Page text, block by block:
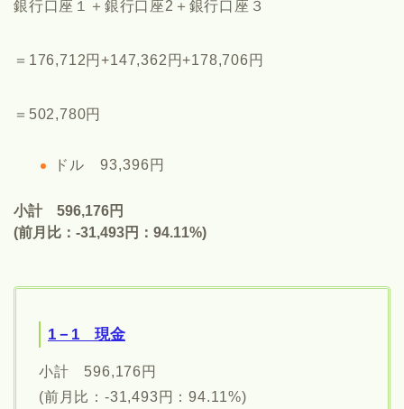
銀行口座１＋銀行口座2＋銀行口座３
＝176,712円+147,362円+178,706円
＝502,780円
ドル 93,396円
小計 596,176円
(前月比：-31,493円：94.11%)
1－1 現金
小計 596,176円
(前月比：-31,493円：94.11%)